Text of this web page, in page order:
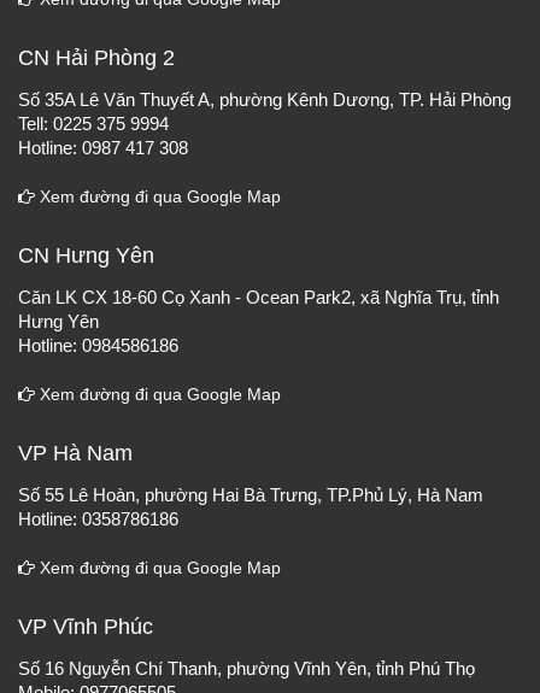
CN Hải Phòng 2
Số 35A Lê Văn Thuyết A, phường Kênh Dương, TP. Hải Phòng
Tell: 0225 375 9994
Hotline: 0987 417 308
Xem đường đi qua Google Map
CN Hưng Yên
Căn LK CX 18-60 Cọ Xanh - Ocean Park2, xã Nghĩa Trụ, tỉnh
Hưng Yên
Hotline: 0984586186
Xem đường đi qua Google Map
VP Hà Nam
Số 55 Lê Hoàn, phường Hai Bà Trưng, TP.Phủ Lý, Hà Nam
Hotline: 0358786186
Xem đường đi qua Google Map
VP Vĩnh Phúc
Số 16 Nguyễn Chí Thanh, phường Vĩnh Yên, tỉnh Phú Thọ